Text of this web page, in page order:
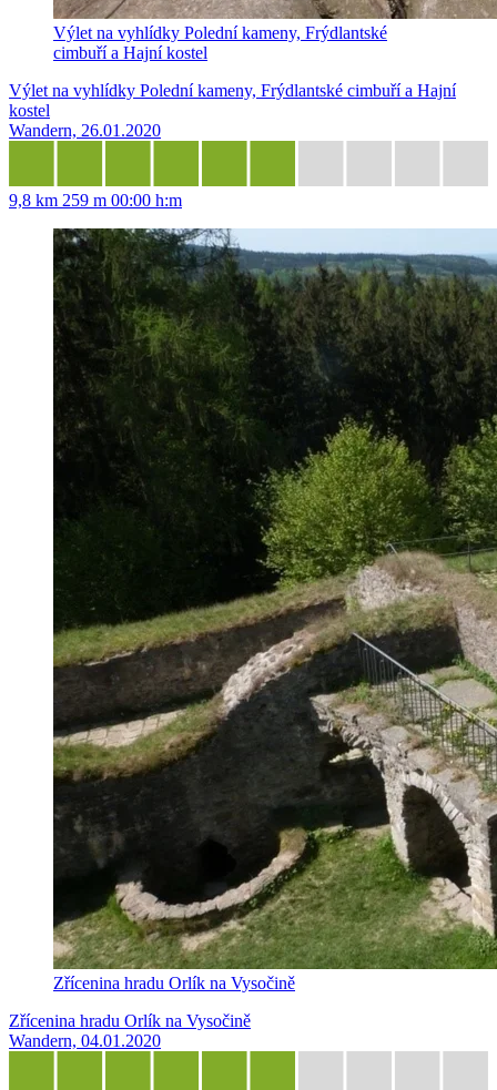
Výlet na vyhlídky Polední kameny, Frýdlantské
cimbuří a Hajní kostel
Výlet na vyhlídky Polední kameny, Frýdlantské cimbuří a Hajní
kostel
Wandern, 26.01.2020
9,8 km 259 m 00:00 h:m
Zřícenina hradu Orlík na Vysočině
Zřícenina hradu Orlík na Vysočině
Wandern, 04.01.2020